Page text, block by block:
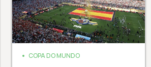
COPA DO MUNDO